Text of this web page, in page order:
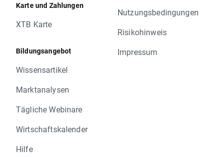
Karte und Zahlungen
XTB Karte
Bildungsangebot
Wissensartikel
Marktanalysen
Tägliche Webinare
Wirtschaftskalender
Hilfe
Nutzungsbedingungen
Risikohinweis
Impressum